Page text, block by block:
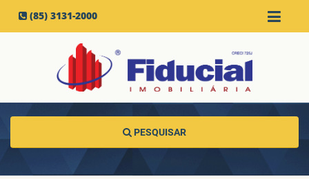
(85) 3131-2000
PESQUISAR